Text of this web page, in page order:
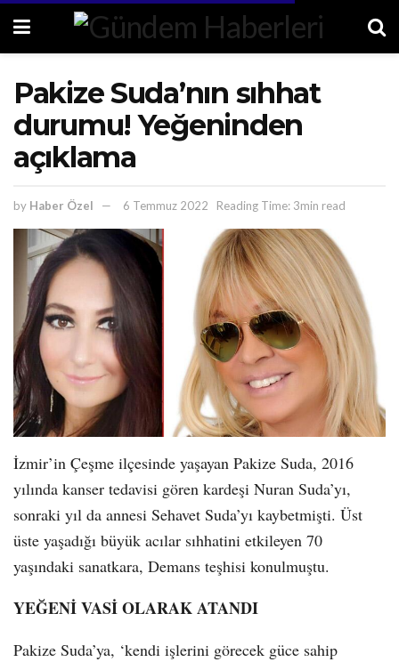
Pakize Suda’nın sıhhat
durumu! Yeğeninden
açıklama
by Haber Özel 6 Temmuz 2022 Reading Time: 3min read
İzmir’in Çeşme ilçesinde yaşayan Pakize Suda, 2016
yılında kanser tedavisi gören kardeşi Nuran Suda’yı,
sonraki yıl da annesi Sehavet Suda’yı kaybetmişti. Üst
üste yaşadığı büyük acılar sıhhatini etkileyen 70
yaşındaki sanatkara, Demans teşhisi konulmuştu.
YEĞENİ VASİ OLARAK ATANDI
Pakize Suda’ya, ‘kendi işlerini görecek güce sahip